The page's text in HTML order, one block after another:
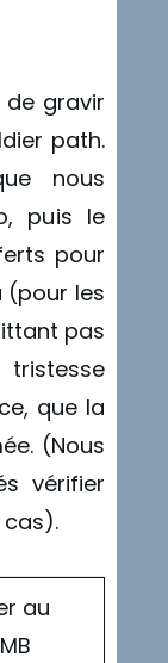
gravir
path.
nous
puis le
pour
(pour les
pas
tristesse
que la
(Nous
vérifier
au